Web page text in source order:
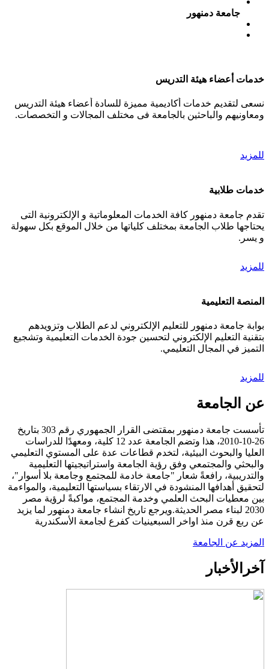
جامعة دمنهور
خدمات أعضاء هيئة التدريس
نسعى لتقديم خدمات أكاديمية مميزة للسادة أعضاء هيئة التدريس
ومعاونيهم والباحثين بالجامعة فى مختلف المجالات و التخصصات.
للمزيد
خدمات طلابية
تقدم جامعة دمنهور كافة الخدمات المعلوماتية و الإلكترونية التى
يحتاجها طلاب الجامعة بمختلف كلياتها من خلال الموقع بكل سهولة
و يسر.
للمزيد
المنصة التعليمية
بوابة جامعة دمنهور للتعليم الإلكتروني لدعم الطلاب وتزويدهم
بتقنية التعليم الإلكتروني لتحسين جودة الخدمات التعليمية وتشجيع
التميز في المجال التعليمي.
للمزيد
عن الجامعة
تأسست جامعة دمنهور بمقتضى القرار الجمهوري رقم 303 بتاريخ
26-10-2010، هذا وتضم الجامعة عدد 12 كلية، ومعهدًا للدراسات
العليا والبحوث البيئية، لتخدم قطاعات عدة على المستوي التعليمي
والبحثي والمجتمعي وفق رؤية الجامعة واستراتيجيتها التعليمية
والتدريبية، رافعةً شعار "جامعة خادمة للمجتمع وجامعة بلا أسوار"،
لتحقيق أهدافها المنشودة في الارتقاء بسياستها التعليمية، والمواءمة
بين معطيات البحث العلمي وخدمة المجتمع، مواكبةً لرؤية مصر
2030 لبناء مصر الحديثة.ويرجع تاريخ انشاء جامعة دمنهور لما يزيد
عن ربع قرن منذ اواخر السبعينيات كفرع لجامعة الأسكندرية
المزيد عن الجامعة
آخر الأخبار